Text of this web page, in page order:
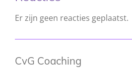
Er zijn geen reacties geplaatst.
CvG Coaching